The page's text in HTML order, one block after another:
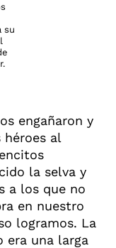
su
engañaron y
héroes al
la selva y
a los que no
en nuestro
logramos. La
era una larga